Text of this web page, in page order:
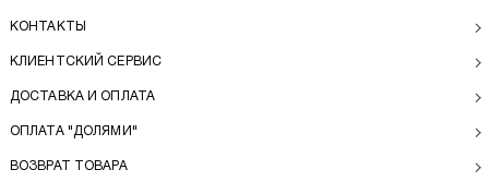
КОНТАКТЫ
КЛИЕНТСКИЙ СЕРВИС
ДОСТАВКА И ОПЛАТА
ОПЛАТА "ДОЛЯМИ"
ВОЗВРАТ ТОВАРА